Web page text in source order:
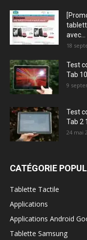
avec...
18
Test
Tab
9
Test
Tab 2
24 mai
CATÉGORIE
Tablette Tactile
Applications
Applications Android
Tablette Samsung